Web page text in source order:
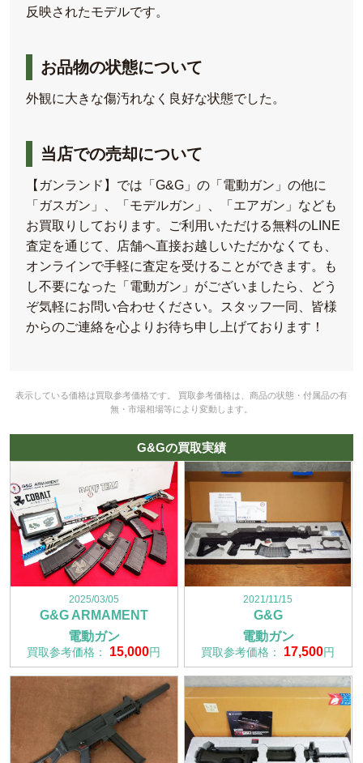
反映されたモデルです。
お品物の状態について
外観に大きな傷汚れなく良好な状態でした。
当店での売却について
【ガンランド】では「G&G」の「電動ガン」の他に
「ガスガン」、「モデルガン」、「エアガン」なども
お買取りしております。ご利用いただける無料のLINE
査定を通じて、店舗へ直接お越しいただかなくても、
オンラインで手軽に査定を受けることができます。も
し不要になった「電動ガン」がございましたら、どう
ぞ気軽にお問い合わせください。スタッフ一同、皆様
からのご連絡を心よりお待ち申し上げております！
表示している価格は買取参考価格です。 買取参考価格は、商品の状態・付属品の有
無・市場相場等により変動します。
G&Gの買取実績
2025/03/05
G&G ARMAMENT
電動ガン
買取参考価格： 15,000円
2021/11/15
G&G
電動ガン
買取参考価格： 17,500円